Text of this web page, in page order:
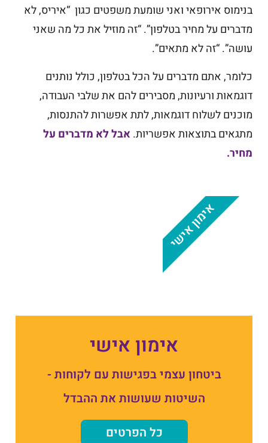
בנימוס אירופאי ואני שומעת משפטים כגון “איריס, לא
מדברים על מחיר בטלפון”. “זה מוזיל את כל מה שאני
עושה”. “זה לא מתאים”.
כלומר, אתם מדברים על הכל בטלפון, כולל נותנים
דוגמאות ורעיונות, מסבירים להם את שלבי העבודה,
מוכנים לשלוח דוגמאות, לתת אפשרות להתנסות,
מתגאים בתוצאות אפשריות.אבל לא מדברים על
מחיר.
אימון אישי
ביטחון עצמי בפגישות עם לקוחות -
השיטות שעושות את ההבדל
כל הפרטים
אימון אישי